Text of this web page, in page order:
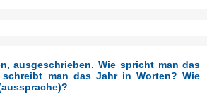
ausgeschrieben. Wie spricht man das
man das Jahr in Worten? Wie